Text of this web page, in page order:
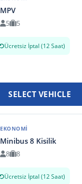
MPV
5 5
Ücretsiz İptal (12 Saat)
SELECT VEHICLE
EKONOMI
Minibus 8 Kisilik
8 8
Ücretsiz İptal (12 Saat)